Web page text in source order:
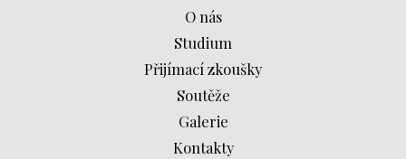
O nás
Studium
Přijímací zkoušky
Soutěže
Galerie
Kontakty